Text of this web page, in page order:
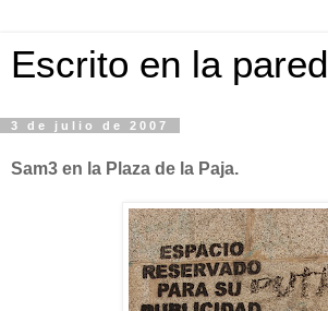
Escrito en la pared
3 de julio de 2007
Sam3 en la Plaza de la Paja.